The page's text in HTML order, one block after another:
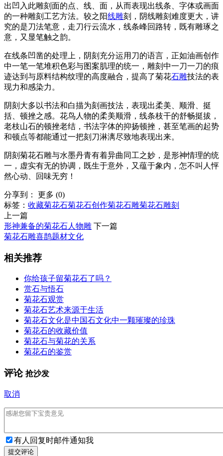
出凹入此雕刻面的点、线、面，从而表现出线条、字体或画面
的一种雕刻工艺方法。较之阳线雕刻，阴线雕刻难度更大，讲
究的是刀法笔意，走刀行云流水，线条峰回路转，既有雕琢之
意，又显笔触之韵。
在线条凹凿的处理上，阴刻充分运用刀的语言，正如油画创作
中一笔一笔堆积色彩与图案肌理的统一，雕刻中一刀一刀的痕
迹达到与原料结构纹理的高度融合，提高了菊花石雕技法的表
现力和感染力。
阴刻大多以书法和白描为刻画技法，表现出柔美、顺滑、挺
括、顿挫之感。花鸟人物的柔美顺滑，线条枝干的舒畅挺拔，
老枝山石的顿挫老结，书法字体的抑扬顿挫，甚至笔画的起势
和顿点等都能通过一把刻刀淋漓尽致地表现出来。
阴刻菊花石雕与水墨丹青有着异曲同工之妙，是形神情理的统
一，虚实有无的协调，既生于意外，又蕴于象内，怎不叫人怦
然心动、回味无穷！
分享到： 更多 (0)
标签： 收藏菊花石菊花石创作菊花石雕菊花石雕刻
上一篇
形神兼备的菊花石人物雕 下一篇
菊花石雕喜鹊题材文化
相关推荐
你给孩子留菊花石了吗？
赏石与悟石
菊花石观赏
菊花石艺术来源于生活
菊花石文化是中国石文化中一颗璀璨的珍珠
菊花石的收藏价值
菊花石与菊花的关系
菊花石的鉴赏
评论 抢沙发
取消
有人回复时邮件通知我
提交评论